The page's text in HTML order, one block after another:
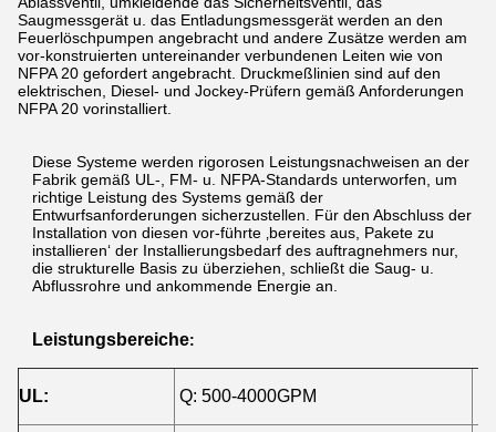
Saugmessgerät u. das Entladungsmessgerät werden an den
Feuerlöschpumpen angebracht und andere Zusätze werden am
vor-konstruierten untereinander verbundenen Leiten wie von
NFPA 20 gefordert angebracht. Druckmeßlinien sind auf den
elektrischen, Diesel- und Jockey-Prüfern gemäß Anforderungen
NFPA 20 vorinstalliert.
Diese Systeme werden rigorosen Leistungsnachweisen an der
Fabrik gemäß UL-, FM- u. NFPA-Standards unterworfen, um
richtige Leistung des Systems gemäß der
Entwurfsanforderungen sicherzustellen. Für den Abschluss der
Installation von diesen vor-führte ‚bereites aus, Pakete zu
installieren‘ der Installierungsbedarf des auftragnehmers nur,
die strukturelle Basis zu überziehen, schließt die Saug- u.
Abflussrohre und ankommende Energie an.
Leistungsbereiche:
UL: Q: 500-4000GPM